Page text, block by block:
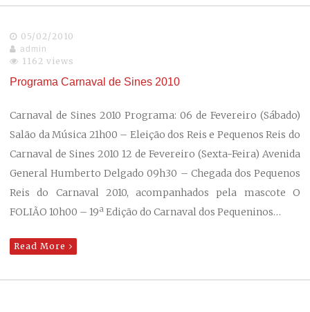
05/02/2010
admin
1162 views
Programa Carnaval de Sines 2010
Carnaval de Sines 2010 Programa: 06 de Fevereiro (Sábado)
Salão da Música 21h00 – Eleição dos Reis e Pequenos Reis do
Carnaval de Sines 2010 12 de Fevereiro (Sexta-Feira) Avenida
General Humberto Delgado 09h30 – Chegada dos Pequenos
Reis do Carnaval 2010, acompanhados pela mascote O
FOLIÃO 10h00 – 19ª Edição do Carnaval dos Pequeninos…
Read More